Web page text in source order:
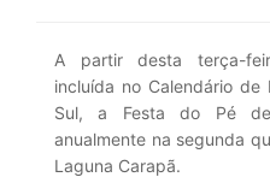
A partir desta terça-
incluída no Calendário
Sul, a Festa do Pé de
anualmente na segunda
Laguna Carapã.